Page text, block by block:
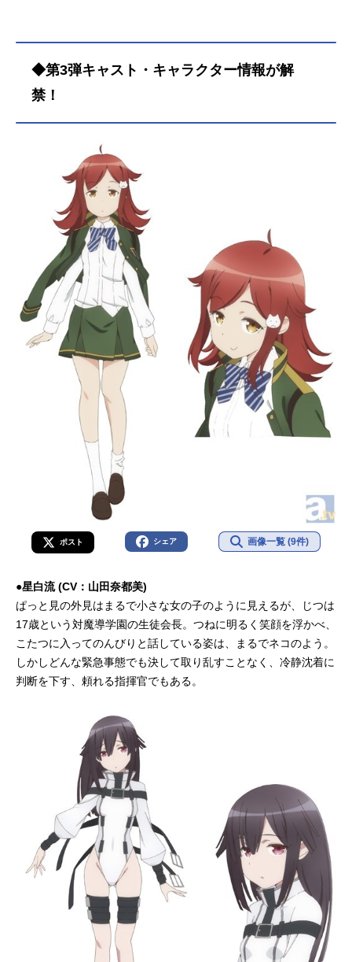
◆第3弾キャスト・キャラクター情報が解
禁！
ポスト シェア 画像一覧 (9件)
●星白流 (CV：山田奈都美)
ぱっと見の外見はまるで小さな女の子のように見えるが、じつは
17歳という対魔導学園の生徒会長。つねに明るく笑顔を浮かべ、
こたつに入ってのんびりと話している姿は、まるでネコのよう。
しかしどんな緊急事態でも決して取り乱すことなく、冷静沈着に
判断を下す、頼れる指揮官でもある。